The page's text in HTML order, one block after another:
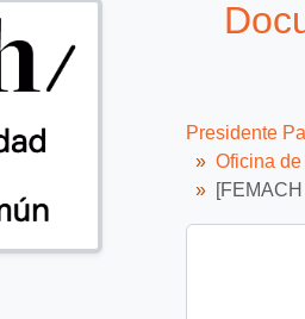
Presidente
Oficina